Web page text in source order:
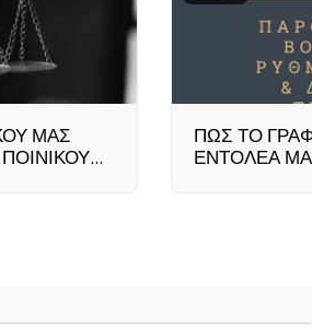
ΜΑΣ
ΠΩΣ ΤΟ
ΕΝΤΟΛΕΑ